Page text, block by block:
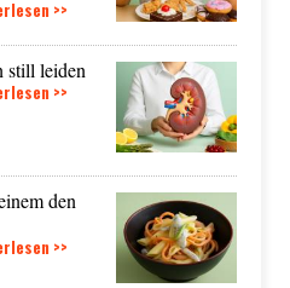
>>
still leiden
>>
den
>>